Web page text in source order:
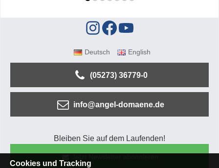
Deutsch English
(05273) 36779-0
info@angel-domaene.de
Bleiben Sie auf dem Laufenden!
Cookies und Tracking